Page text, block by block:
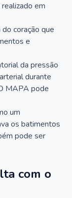
em
coração que
e
da pressão
durante
MAPA pode
um
os batimentos
pode ser
com o